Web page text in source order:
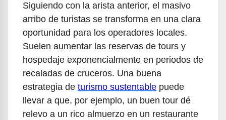
Siguiendo con la arista anterior, el masivo
arribo de turistas se transforma en una clara
oportunidad para los operadores locales.
Suelen aumentar las reservas de tours y
hospedaje exponencialmente en periodos de
recaladas de cruceros. Una buena
estrategia de turismo sustentable puede
llevar a que, por ejemplo, un buen tour dé
relevo a un rico almuerzo en un restaurante